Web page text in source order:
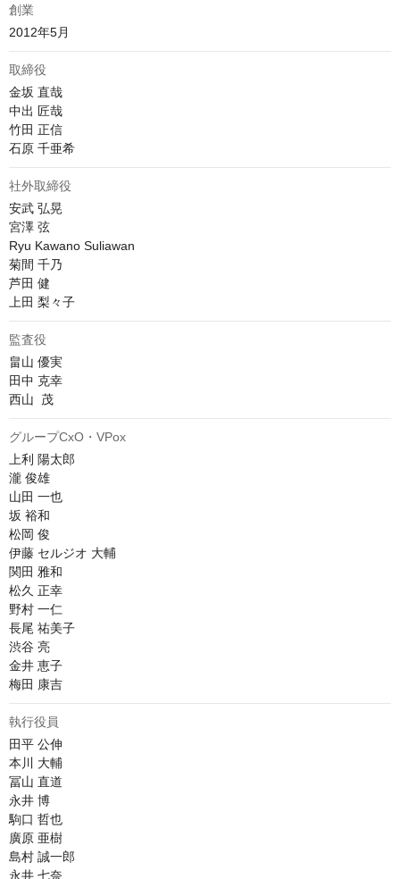
創業
2012年5月
取締役
金坂 直哉
中出 匠哉
竹田 正信
石原 千亜希
社外取締役
安武 弘晃
宮澤 弦
Ryu Kawano Suliawan
菊間 千乃
芦田 健
上田 梨々子
監査役
畠山 優実
田中 克幸
西山  茂
グループCxO・VPox
上利 陽太郎
瀧 俊雄
山田 一也
坂 裕和
松岡 俊
伊藤 セルジオ 大輔
関田 雅和
松久 正幸
野村 一仁
長尾 祐美子
渋谷 亮
金井 恵子
梅田 康吉
執行役員
田平 公伸
本川 大輔
冨山 直道
永井 博
駒口 哲也
廣原 亜樹
島村 誠一郎
永井 七奈